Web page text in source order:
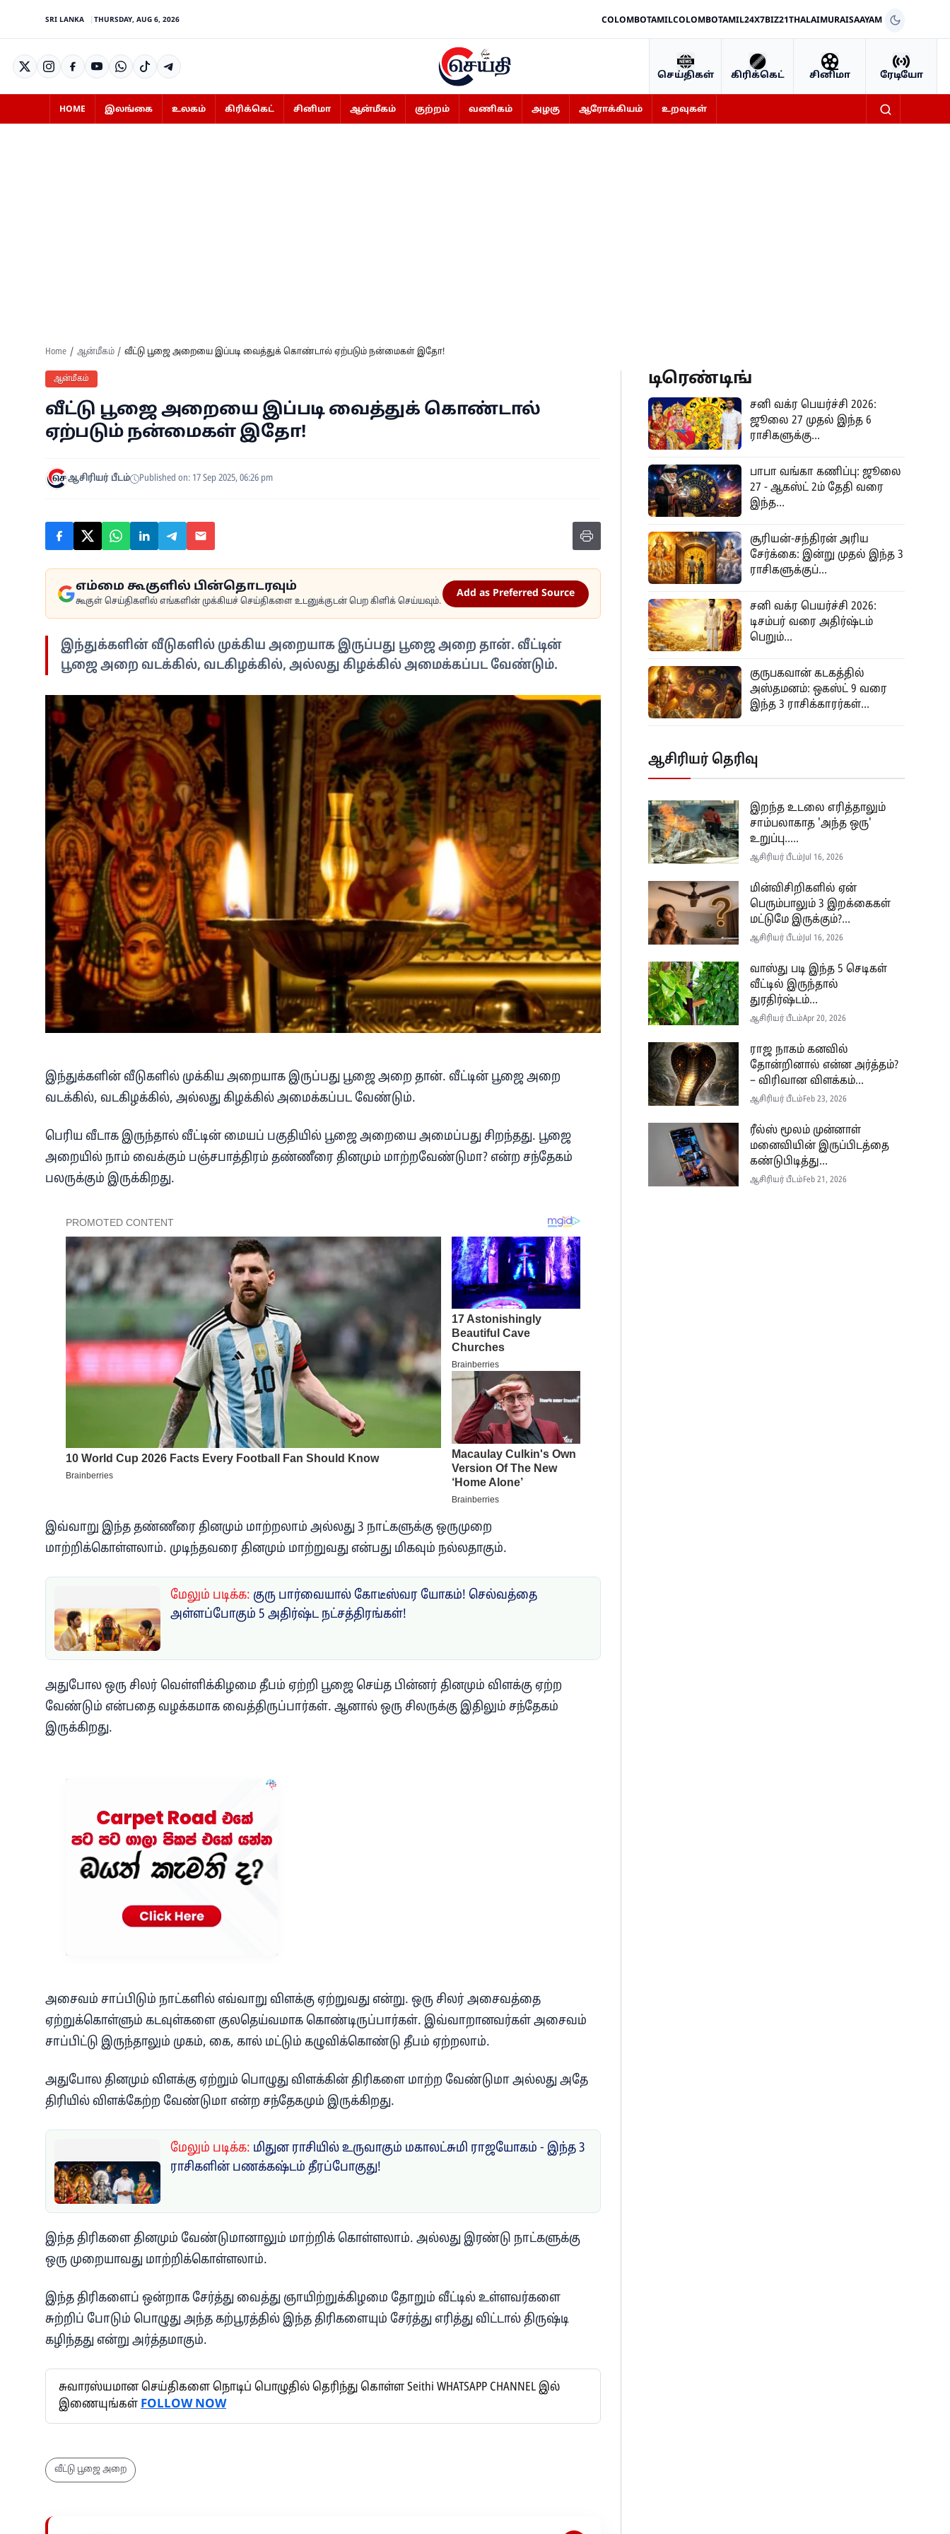
SRI LANKA THURSDAY, AUG 6, 2026 COLOMBOTAMILCOLOMBOTAMIL24X7BIZ21THALAIMURAISAAYAM
செய்திகள் கிரிக்கெட் சினிமா ரேடியோ
HOME இலங்கை உலகம் கிரிக்கெட் சினிமா ஆன்மீகம் குற்றம் வணிகம் அழகு ஆரோக்கியம் உறவுகள்
Home ஆன்மீகம் வீட்டு பூஜை அறையை இப்படி வைத்துக் கொண்டால் ஏற்படும் நன்மைகள் இதோ!
ஆன்மீகம்
வீட்டு பூஜை அறையை இப்படி வைத்துக் கொண்டால்
ஏற்படும் நன்மைகள் இதோ!
ஆசிரியர் பீடம் Published on: 17 Sep 2025, 06:26 pm
எம்மை கூகுளில் பின்தொடரவும்
கூகுள் செய்திகளில் எங்களின் முக்கியச் செய்திகளை உடனுக்குடன் பெற கிளிக் செய்யவும்.
Add as Preferred Source
இந்துக்களின் வீடுகளில் முக்கிய அறையாக இருப்பது பூஜை அறை தான். வீட்டின்
பூஜை அறை வடக்கில், வடகிழக்கில், அல்லது கிழக்கில் அமைக்கப்பட வேண்டும்.
இந்துக்களின் வீடுகளில் முக்கிய அறையாக இருப்பது பூஜை அறை தான். வீட்டின் பூஜை அறை
வடக்கில், வடகிழக்கில், அல்லது கிழக்கில் அமைக்கப்பட வேண்டும்.
பெரிய வீடாக இருந்தால் வீட்டின் மையப் பகுதியில் பூஜை அறையை அமைப்பது சிறந்தது. பூஜை
அறையில் நாம் வைக்கும் பஞ்சபாத்திரம் தண்ணீரை தினமும் மாற்றவேண்டுமா? என்ற சந்தேகம்
பலருக்கும் இருக்கிறது.
இவ்வாறு இந்த தண்ணீரை தினமும் மாற்றலாம் அல்லது 3 நாட்களுக்கு ஒருமுறை
மாற்றிக்கொள்ளலாம். முடிந்தவரை தினமும் மாற்றுவது என்பது மிகவும் நல்லதாகும்.
மேலும் படிக்க: குரு பார்வையால் கோடீஸ்வர யோகம்! செல்வத்தை
அள்ளப்போகும் 5 அதிர்ஷ்ட நட்சத்திரங்கள்!
அதுபோல ஒரு சிலர் வெள்ளிக்கிழமை தீபம் ஏற்றி பூஜை செய்த பின்னர் தினமும் விளக்கு ஏற்ற
வேண்டும் என்பதை வழக்கமாக வைத்திருப்பார்கள். ஆனால் ஒரு சிலருக்கு இதிலும் சந்தேகம்
இருக்கிறது.
அசைவம் சாப்பிடும் நாட்களில் எவ்வாறு விளக்கு ஏற்றுவது என்று. ஒரு சிலர் அசைவத்தை
ஏற்றுக்கொள்ளும் கடவுள்களை குலதெய்வமாக கொண்டிருப்பார்கள். இவ்வாறானவர்கள் அசைவம்
சாப்பிட்டு இருந்தாலும் முகம், கை, கால் மட்டும் கழுவிக்கொண்டு தீபம் ஏற்றலாம்.
அதுபோல தினமும் விளக்கு ஏற்றும் பொழுது விளக்கின் திரிகளை மாற்ற வேண்டுமா அல்லது அதே
திரியில் விளக்கேற்ற வேண்டுமா என்ற சந்தேகமும் இருக்கிறது.
மேலும் படிக்க: மிதுன ராசியில் உருவாகும் மகாலட்சுமி ராஜயோகம் - இந்த 3
ராசிகளின் பணக்கஷ்டம் தீரப்போகுது!
இந்த திரிகளை தினமும் வேண்டுமானாலும் மாற்றிக் கொள்ளலாம். அல்லது இரண்டு நாட்களுக்கு
ஒரு முறையாவது மாற்றிக்கொள்ளலாம்.
இந்த திரிகளைப் ஒன்றாக சேர்த்து வைத்து ஞாயிற்றுக்கிழமை தோறும் வீட்டில் உள்ளவர்களை
சுற்றிப் போடும் பொழுது அந்த கற்பூரத்தில் இந்த திரிகளையும் சேர்த்து எரித்து விட்டால் திருஷ்டி
கழிந்தது என்று அர்த்தமாகும்.
சுவாரஸ்யமான செய்திகளை நொடிப் பொழுதில் தெரிந்து கொள்ள Seithi WHATSAPP CHANNEL இல்
இணையுங்கள் FOLLOW NOW
வீட்டு பூஜை அறை
டிரெண்டிங்
சனி வக்ர பெயர்ச்சி 2026:
ஜூலை 27 முதல் இந்த 6
ராசிகளுக்கு...
பாபா வங்கா கணிப்பு: ஜூலை
27 - ஆகஸ்ட் 2ம் தேதி வரை
இந்த...
சூரியன்-சந்திரன் அரிய
சேர்க்கை: இன்று முதல் இந்த 3
ராசிகளுக்குப்...
சனி வக்ர பெயர்ச்சி 2026:
டிசம்பர் வரை அதிர்ஷ்டம்
பெறும்...
குருபகவான் கடகத்தில்
அஸ்தமனம்: ஒகஸ்ட் 9 வரை
இந்த 3 ராசிக்காரர்கள்...
ஆசிரியர் தெரிவு
இறந்த உடலை எரித்தாலும்
சாம்பலாகாத 'அந்த ஒரு'
உறுப்பு.....
ஆசிரியர் பீடம் Jul 16, 2026
மின்விசிறிகளில் ஏன்
பெரும்பாலும் 3 இறக்கைகள்
மட்டுமே இருக்கும்?...
ஆசிரியர் பீடம் Jul 16, 2026
வாஸ்து படி இந்த 5 செடிகள்
வீட்டில் இருந்தால்
துரதிர்ஷ்டம்...
ஆசிரியர் பீடம்Apr 20, 2026
ராஜ நாகம் கனவில்
தோன்றினால் என்ன அர்த்தம்?
– விரிவான விளக்கம்...
ஆசிரியர் பீடம்Feb 23, 2026
ரீல்ஸ் மூலம் முன்னாள்
மனைவியின் இருப்பிடத்தை
கண்டுபிடித்து...
ஆசிரியர் பீடம்Feb 21, 2026